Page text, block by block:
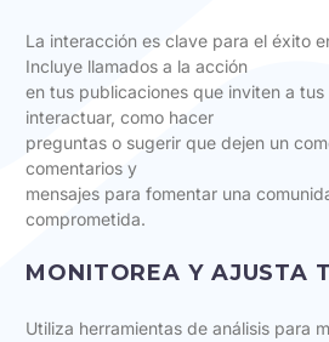
La interacción es clave para el éxito
Incluye llamados a la acción
en tus publicaciones que inviten a tus
interactuar, como hacer
preguntas o sugerir que dejen un
comentarios y
mensajes para fomentar una
comprometida.
MONITOREA Y AJUSTA
Utiliza herramientas de análisis para